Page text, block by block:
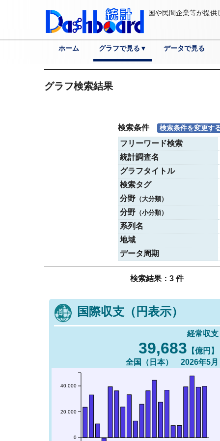
国や民間企業等が提
ホーム グラフで見る▼
分野各国へ
都道府県へ
市区町村へ
詳細検索
データで見る
グラフ検索結果
検索条件 検索条件を変更す
フリーワード検索
統計調査名
グラフタイトル
検索タグ
分野（大分類）
分野（小分類）
系列名
地域
データ周期
検索結果：3 件
国際収支（円表示）
経常収支
39,683 【億円】
全国（日本） 2026年5月
0
20,000
40,000